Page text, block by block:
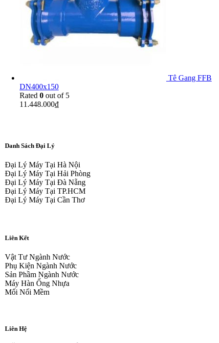
Tê Gang FFB
DN400x150
Rated 0 out of 5
11.448.000₫
Danh Sách Đại Lý
Đại Lý Máy Tại Hà Nội
Đại Lý Máy Tại Hải Phòng
Đại Lý Máy Tại Đà Nẵng
Đại Lý Máy Tại TP.HCM
Đại Lý Máy Tại Cần Thơ
Liên Kết
Vật Tư Ngành Nước
Phụ Kiện Ngành Nước
Sản Phầm Ngành Nước
Máy Hàn Ống Nhựa
Mối Nối Mềm
Liên Hệ